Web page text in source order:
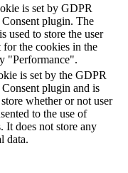
is set by GDPR
plugin. The
used to store the user
for the cookies in the
"Performance".
is set by the GDPR
plugin and is
whether or not user
to the use of
It does not store any
data.